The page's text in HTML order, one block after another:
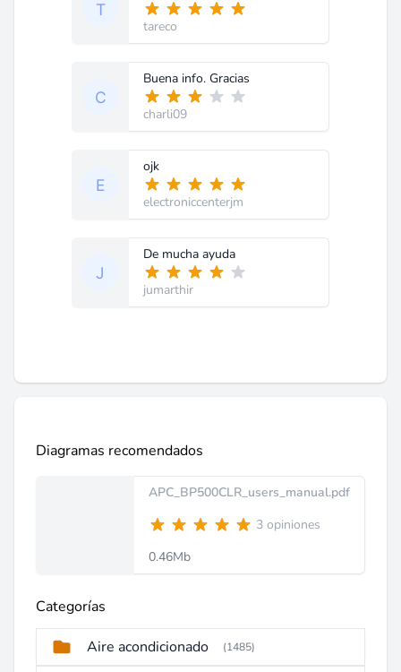
tareco
Buena info. Gracias
charli09
ojk
electroniccenterjm
De mucha ayuda
jumarthir
Diagramas recomendados
APC_BP500CLR_users_manual.pdf
3 opiniones
0.46Mb
Categorías
Aire acondicionado (1485)